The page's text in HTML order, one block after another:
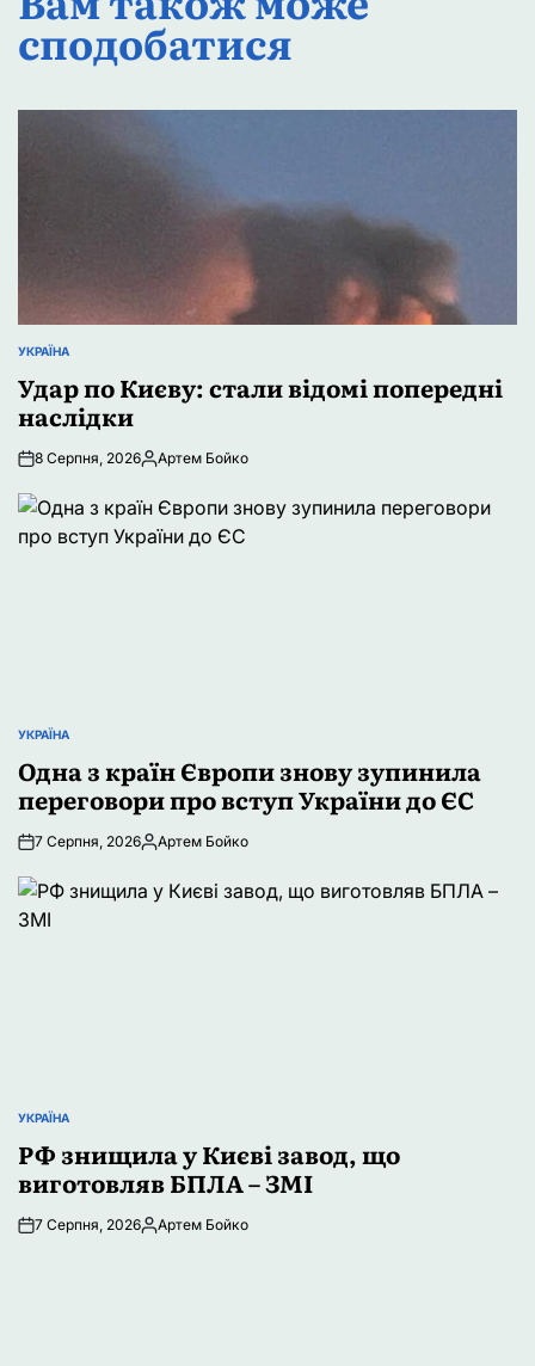
сподобатися
ОПУБЛІКУВАТИ
УКРАЇНА
Удар по Києву: стали відомі попередні
наслідки
8 Серпня, 2026Опубліковано
Артем Бойко
ОПУБЛІКУВАТИ
УКРАЇНА
Одна з країн Європи знову зупинила
переговори про вступ України до ЄС
7 Серпня, 2026Опубліковано
Артем Бойко
ОПУБЛІКУВАТИ
УКРАЇНА
РФ знищила у Києві завод, що
виготовляв БПЛА – ЗМІ
7 Серпня, 2026Опубліковано
Артем Бойко